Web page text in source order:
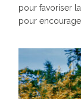
pour favoriser
pour